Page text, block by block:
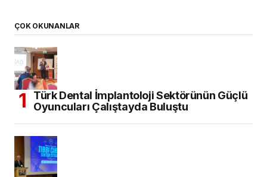
ÇOK OKUNANLAR
Türk Dental İmplantoloji Sektörünün Güçlü
Oyuncuları Çalıştayda Buluştu